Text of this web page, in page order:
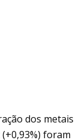
dos metais
foram